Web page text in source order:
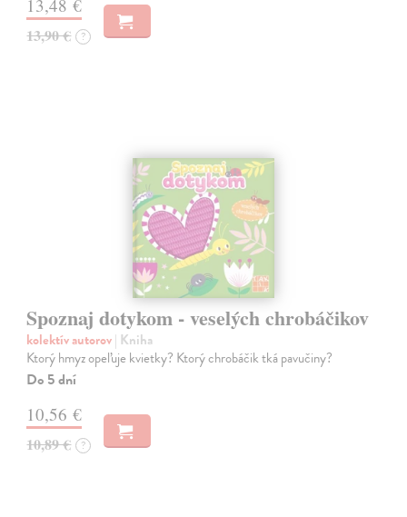
13,48 €
13,90 € ?
Spoznaj dotykom - veselých chrobáčikov
kolektív autorov| Kniha
Ktorý hmyz opeľuje kvietky? Ktorý chrobáčik tká pavučiny?
Do 5 dní
10,56 €
10,89 € ?